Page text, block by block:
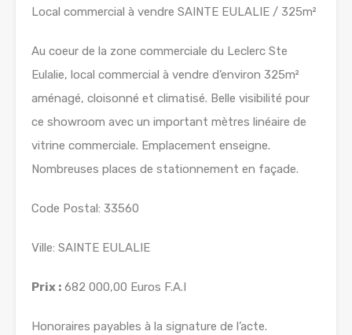
Local commercial à vendre SAINTE EULALIE / 325m²
Au coeur de la zone commerciale du Leclerc Ste
Eulalie, local commercial à vendre d’environ 325m²
aménagé, cloisonné et climatisé. Belle visibilité pour
ce showroom avec un important mètres linéaire de
vitrine commerciale. Emplacement enseigne.
Nombreuses places de stationnement en façade.
Code Postal: 33560
Ville: SAINTE EULALIE
Prix : 682 000,00 Euros F.A.I
Honoraires payables à la signature de l’acte.